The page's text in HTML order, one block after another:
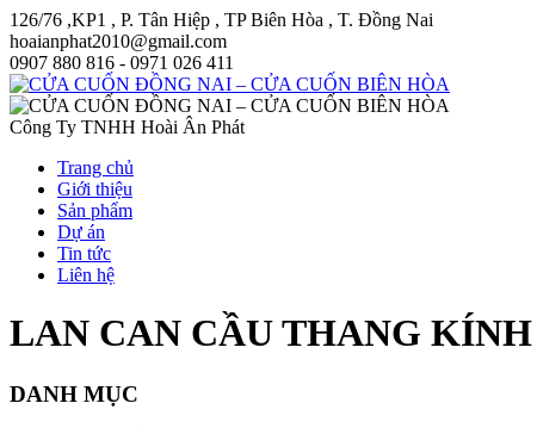
126/76 ,KP1 , P. Tân Hiệp , TP Biên Hòa , T. Đồng Nai
hoaianphat2010@gmail.com
0907 880 816 - 0971 026 411
Công Ty TNHH Hoài Ân Phát
Trang chủ
Giới thiệu
Sản phẩm
Dự án
Tin tức
Liên hệ
LAN CAN CẦU THANG
DANH MỤC